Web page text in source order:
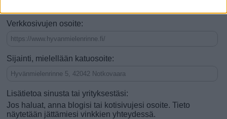
Verkkosivujen osoite:
Sijainti, mielellään katuosoite:
Lisätietoa sinusta tai yrityksestäsi:
Jos haluat, anna blogisi tai kotisivujesi osoite. Tieto
näytetään jättämiesi vinkkien yhteydessä.